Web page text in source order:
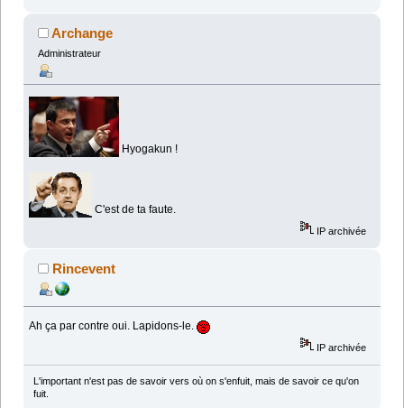
Archange
Administrateur
Hyogakun !
C'est de ta faute.
IP archivée
Rincevent
Ah ça par contre oui. Lapidons-le.
IP archivée
L'important n'est pas de savoir vers où on s'enfuit, mais de savoir ce qu'on
fuit.